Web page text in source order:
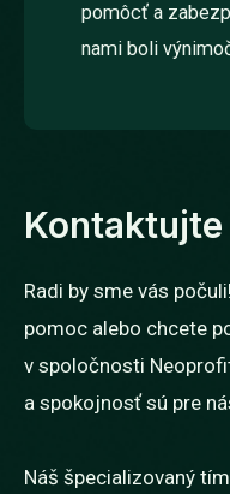
pomôcť a
nami boli
Kontaktujte
Radi by sme vás
pomoc alebo chcete
v spoločnosti
a spokojnosť sú pre
Náš špecializovaný